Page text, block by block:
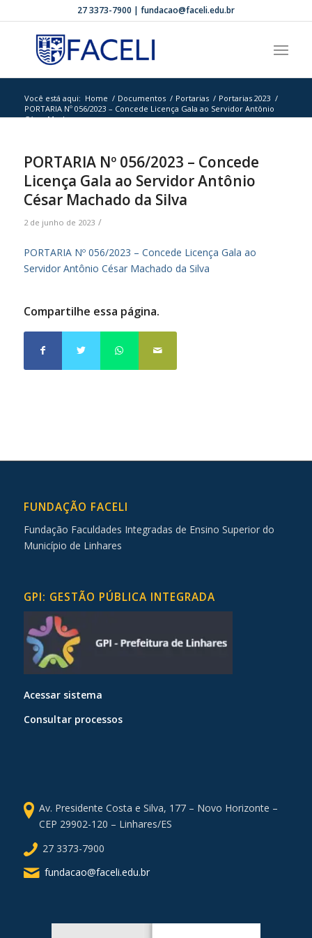
27 3373-7900 | fundacao@faceli.edu.br
Você está aqui: Home / Documentos / Portarias / Portarias 2023 /
PORTARIA Nº 056/2023 – Concede Licença Gala ao Servidor Antônio
César Macha...
PORTARIA Nº 056/2023 – Concede
Licença Gala ao Servidor Antônio
César Machado da Silva
2 de junho de 2023 /
PORTARIA Nº 056/2023 – Concede Licença Gala ao
Servidor Antônio César Machado da Silva
Compartilhe essa página.
FUNDAÇÃO FACELI
Fundação Faculdades Integradas de Ensino Superior do
Município de Linhares
GPI: GESTÃO PÚBLICA INTEGRADA
Acessar sistema
Consultar processos
Av. Presidente Costa e Silva, 177 – Novo Horizonte –
CEP 29902-120 – Linhares/ES
27 3373-7900
fundacao@faceli.edu.br